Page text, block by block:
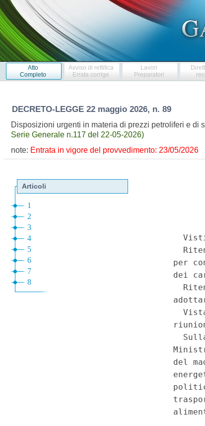
Atto
Completo
Avviso di rettifica
Errata corrige
Lavori
Preparatori
DECRETO-LEGGE 22 maggio 2026, n. 89
Disposizioni urgenti in materia di prezzi petroliferi e di
Serie Generale n.117 del 22-05-2026)
note: Entrata in vigore del provvedimento: 23/05/2026